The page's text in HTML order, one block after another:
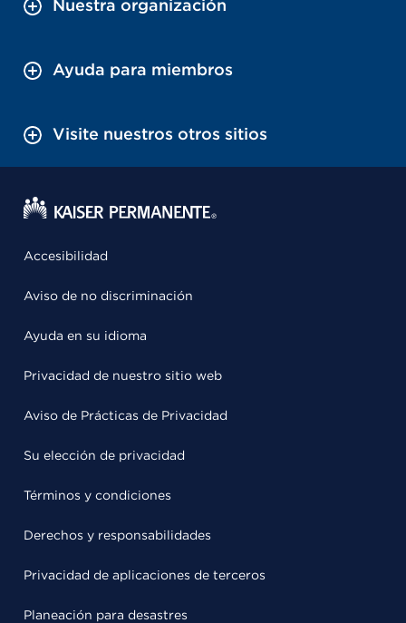
Nuestra organización
Ayuda para miembros
Visite nuestros otros sitios
Accesibilidad
Aviso de no discriminación
Ayuda en su idioma
Privacidad de nuestro sitio web
Aviso de Prácticas de Privacidad
Su elección de privacidad
Términos y condiciones
Derechos y responsabilidades
Privacidad de aplicaciones de terceros
Planeación para desastres